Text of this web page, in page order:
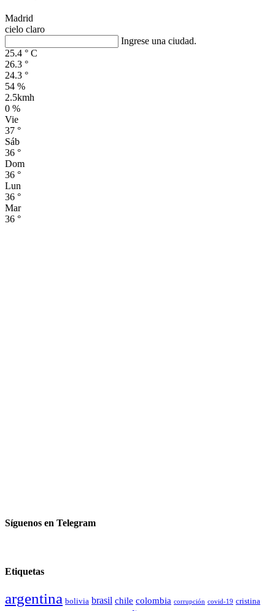
Madrid
cielo claro
Ingrese una ciudad.
25.4 ° C
26.3 °
24.3 °
54 %
2.5kmh
0 %
Vie
37 °
Sáb
36 °
Dom
36 °
Lun
36 °
Mar
36 °
Síguenos en Telegram
Etiquetas
argentina bolivia brasil chile colombia corrupción covid-19 cristina